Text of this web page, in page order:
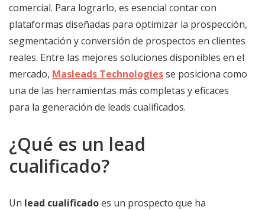
comercial. Para lograrlo, es esencial contar con
plataformas diseñadas para optimizar la prospección,
segmentación y conversión de prospectos en clientes
reales. Entre las mejores soluciones disponibles en el
mercado, Masleads Technologiesse posiciona como
una de las herramientas más completas y eficaces
para la generación de leads cualificados.
¿Qué es un lead
cualificado?
Un lead cualificadoes un prospecto que ha